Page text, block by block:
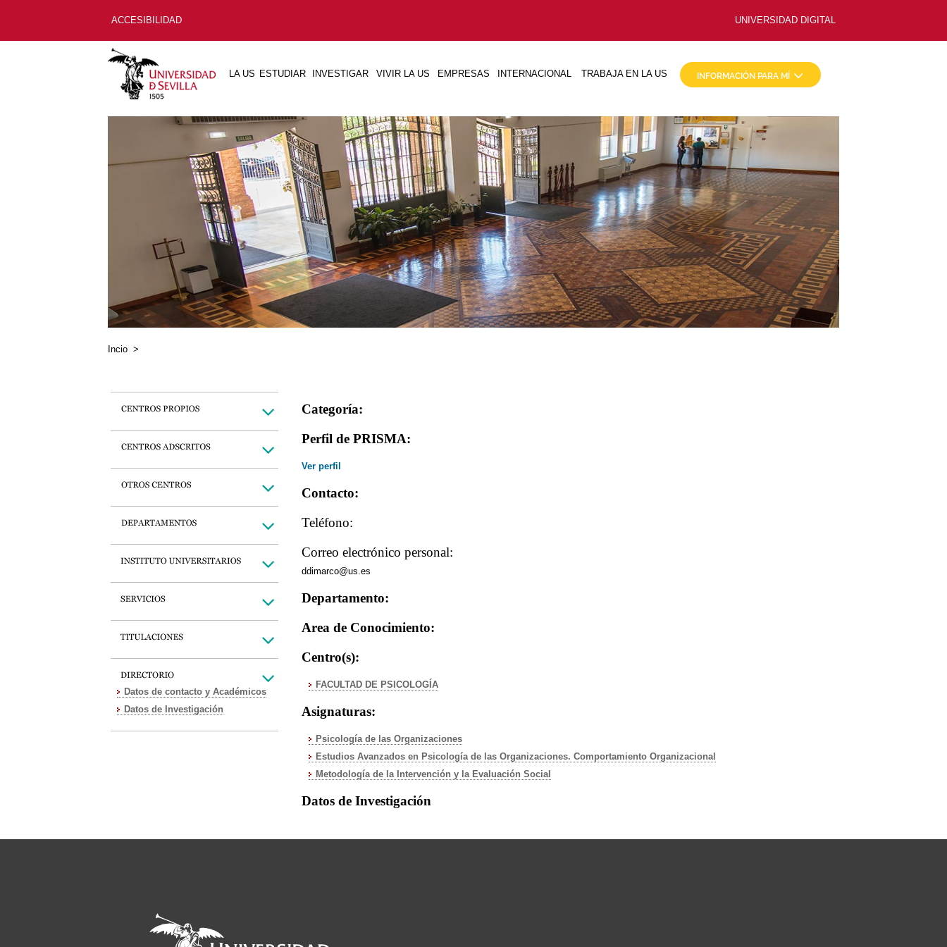
ACCESIBILIDAD UNIVERSIDAD DIGITAL
LA US ESTUDIAR INVESTIGAR VIVIR LA US EMPRESAS INTERNACIONAL TRABAJA EN LA US
Incio >
Datos de contacto y Académicos
Datos de Investigación
Categoría:
Perfil de PRISMA:
Ver perfil
Contacto:
Teléfono:
Correo electrónico personal:
ddimarco@us.es
Departamento:
Area de Conocimiento:
Centro(s):
FACULTAD DE PSICOLOGÍA
Asignaturas:
Psicología de las Organizaciones
Estudios Avanzados en Psicología de las Organizaciones. Comportamiento Organizacional
Metodología de la Intervención y la Evaluación Social
Datos de Investigación